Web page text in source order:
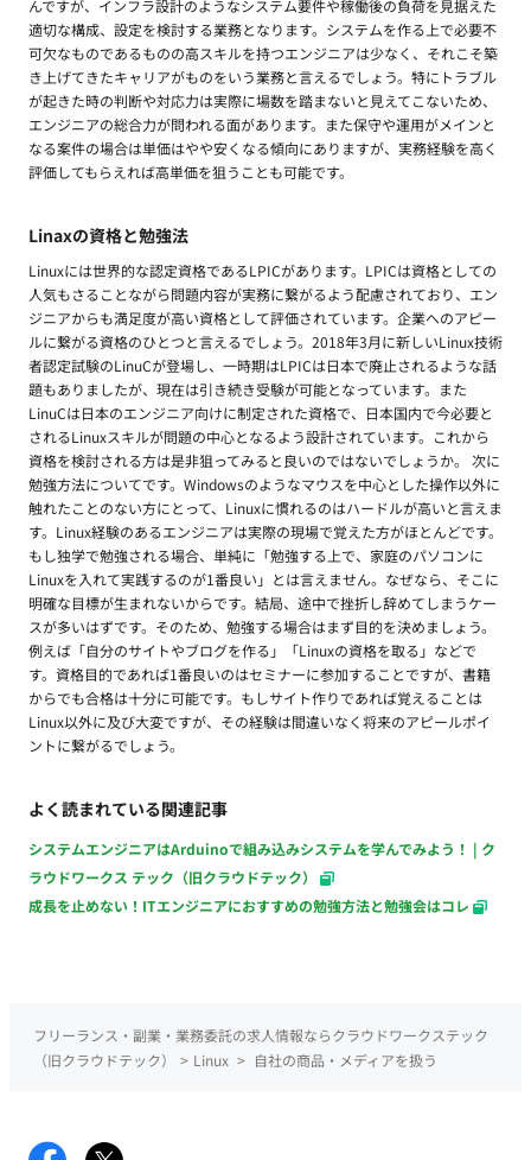
んですが、インフラ設計のようなシステム要件や稼働後の負荷を見据えた
適切な構成、設定を検討する業務となります。システムを作る上で必要不
可欠なものであるものの高スキルを持つエンジニアは少なく、それこそ築
き上げてきたキャリアがものをいう業務と言えるでしょう。特にトラブル
が起きた時の判断や対応力は実際に場数を踏まないと見えてこないため、
エンジニアの総合力が問われる面があります。また保守や運用がメインと
なる案件の場合は単価はやや安くなる傾向にありますが、実務経験を高く
評価してもらえれば高単価を狙うことも可能です。
Linaxの資格と勉強法
Linuxには世界的な認定資格であるLPICがあります。LPICは資格としての
人気もさることながら問題内容が実務に繋がるよう配慮されており、エン
ジニアからも満足度が高い資格として評価されています。企業へのアピー
ルに繋がる資格のひとつと言えるでしょう。2018年3月に新しいLinux技術
者認定試験のLinuCが登場し、一時期はLPICは日本で廃止されるような話
題もありましたが、現在は引き続き受験が可能となっています。また
LinuCは日本のエンジニア向けに制定された資格で、日本国内で今必要と
されるLinuxスキルが問題の中心となるよう設計されています。これから
資格を検討される方は是非狙ってみると良いのではないでしょうか。 次に
勉強方法についてです。Windowsのようなマウスを中心とした操作以外に
触れたことのない方にとって、Linuxに慣れるのはハードルが高いと言えま
す。Linux経験のあるエンジニアは実際の現場で覚えた方がほとんどです。
もし独学で勉強される場合、単純に「勉強する上で、家庭のパソコンに
Linuxを入れて実践するのが1番良い」とは言えません。なぜなら、そこに
明確な目標が生まれないからです。結局、途中で挫折し辞めてしまうケー
スが多いはずです。そのため、勉強する場合はまず目的を決めましょう。
例えば「自分のサイトやブログを作る」「Linuxの資格を取る」などで
す。資格目的であれば1番良いのはセミナーに参加することですが、書籍
からでも合格は十分に可能です。もしサイト作りであれば覚えることは
Linux以外に及び大変ですが、その経験は間違いなく将来のアピールポイ
ントに繋がるでしょう。
よく読まれている関連記事
システムエンジニアはArduinoで組み込みシステムを学んでみよう！ | ク
ラウドワークス テック（旧クラウドテック）
成長を止めない！ITエンジニアにおすすめの勉強方法と勉強会はコレ
フリーランス・副業・業務委託の求人情報ならクラウドワークステック
（旧クラウドテック）
> Linux > 自社の商品・メディアを扱う